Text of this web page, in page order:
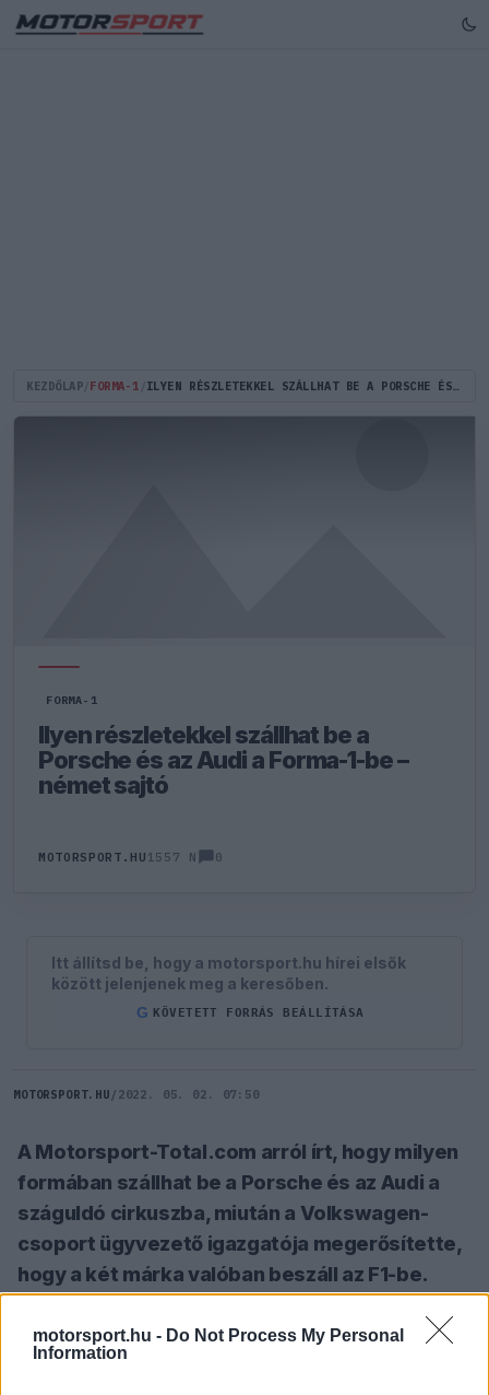
motorsport.hu - Do Not Process My Personal
Information
KEZDŐLAP FORMA-1 ILYEN RÉSZLETEKKEL SZÁLLHAT BE A PORSCHE ÉS AZ AUDI A FORMA-1-BE – NÉMET SAJTÓ
FORMA-1
Ilyen részletekkel szállhat be a
Porsche és az Audi a Forma-1-be –
német sajtó
MOTORSPORT.HU 1557 N 0
Itt állítsd be, hogy a motorsport.hu hírei elsők
között jelenjenek meg a keresőben.
G KÖVETETT FORRÁS BEÁLLÍTÁSA
MOTORSPORT.HU / 2022. 05. 02. 07:50
A Motorsport-Total.com arról írt, hogy milyen
formában szállhat be a Porsche és az Audi a
száguldó cirkuszba, miután a Volkswagen-
csoport ügyvezető igazgatója megerősítette,
hogy a két márka valóban beszáll az F1-be.
SZÓLJ HOZZÁ TE IS!